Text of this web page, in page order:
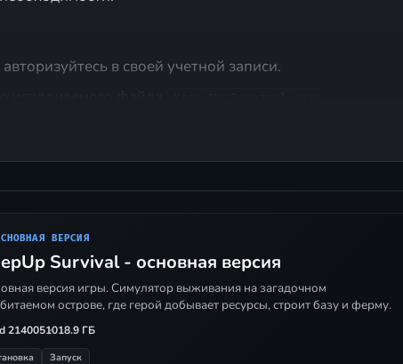
авторизуйтесь в своей учетной записи.
меню выберитеCreate Game (Survival)или
черезLoad Saved Game. В настройках лобби
режим, установив параметр
нажмите
входящее приглашение от вашего друга через
ВЕРСИЯ
Survival - основная версия
версия игры. Симулятор выживания на загадочном
острове, где герой добывает ресурсы, строит базу и ферму.
2140051018.9 ГБ
Запуск